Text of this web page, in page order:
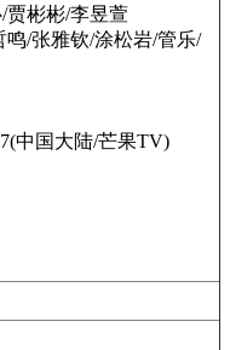
彬彬/李昱萱
/张雅钦/涂松岩/管乐/
中国大陆/芒果TV)